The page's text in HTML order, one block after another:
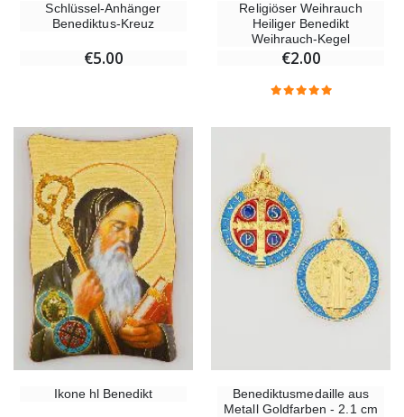
Schlüssel-Anhänger
Benediktus-Kreuz
€5.00
Religiöser Weihrauch
Heiliger Benedikt
Weihrauch-Kegel
€2.00
Ikone hl Benedikt
Benediktusmedaille aus
Metall Goldfarben - 2.1 cm